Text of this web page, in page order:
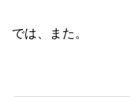
では、また。